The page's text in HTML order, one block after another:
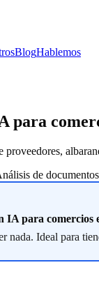
BlogHablemos
para
de
IA para
nada. Ideal para